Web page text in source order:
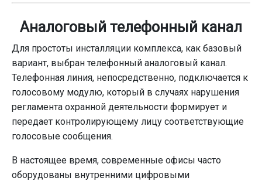
Аналоговый телефонный канал
Для простоты инсталляции комплекса, как базовый
вариант, выбран телефонный аналоговый канал.
Телефонная линия, непосредственно, подключается к
голосовому модулю, который в случаях нарушения
регламента охранной деятельности формирует и
передает контролирующему лицу соответствующие
голосовые сообщения.
В настоящее время, современные офисы часто
оборудованы внутренними цифровыми